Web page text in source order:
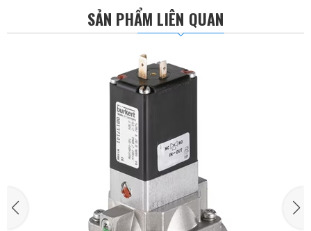
SẢN PHẨM LIÊN QUAN